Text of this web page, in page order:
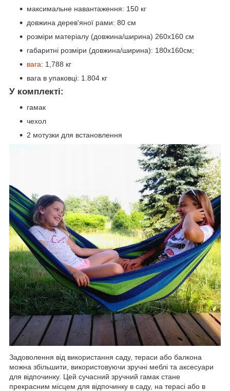
максимальне навантаження: 150 кг
довжина дерев'яної рами: 80 см
розміри матеріалу (довжина/ширина) 260х160 см
габаритні розміри (довжина/ширина): 180х160см;
вага: 1,788 кг
вага в упаковці: 1.804 кг
У комплекті:
гамак
чехол
2 мотузки для встановлення
Задоволення від використання саду, тераси або балкона
можна збільшити, використовуючи зручні меблі та аксесуари
для відпочинку. Цей сучасний зручний гамак стане
прекрасним місцем для відпочинку в саду, на терасі або в